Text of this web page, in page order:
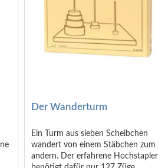
Der Wanderturm
Ein Turm aus sieben Scheibchen
wandert von einem Stäbchen zum
andern. Der erfahrene Hochstapler